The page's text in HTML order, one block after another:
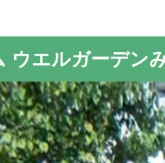
ウエルガーデン